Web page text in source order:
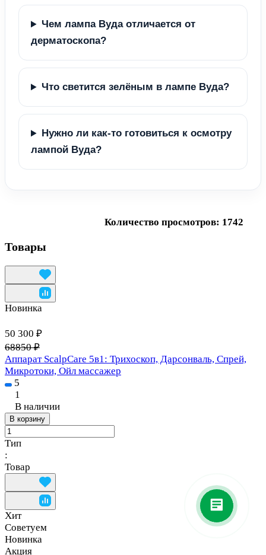
Чем лампа Вуда отличается от
дерматоскопа?
Что светится зелёным в лампе Вуда?
Нужно ли как-то готовиться к осмотру
лампой Вуда?
Количество просмотров: 1742
Товары
Новинка
50 300 ₽
68850 ₽
Аппарат ScalpCare 5в1: Трихоскоп, Дарсонваль, Спрей,
Микротоки, Ойл массажер
5
1
В наличии
В корзину
Тип
:
Товар
Хит
Советуем
Новинка
Акция